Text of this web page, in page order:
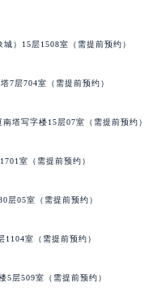
）15层1508室（需提前预约）
7层704室（需提前预约）
塔写字楼15层07室（需提前预约）
室（需提前预约）
层05室（需提前预约）
室（需提前预约）
5层509室（需提前预约）